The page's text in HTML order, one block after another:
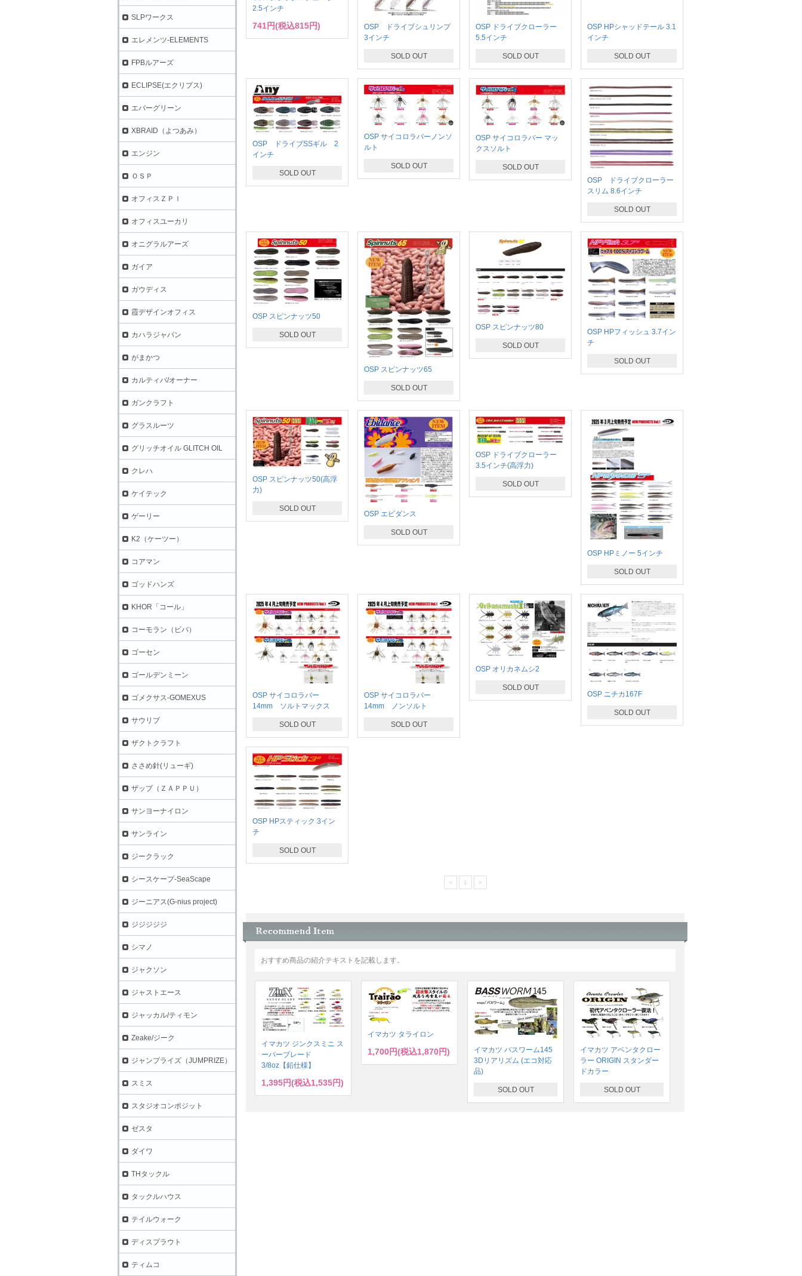
2.5インチ
741円(税込815円)
OSP ドライブシュリンプ
3インチ
SOLD OUT
OSP ドライブクローラー
5.5インチ
SOLD OUT
OSP HPシャッドテール 3.1
インチ
SOLD OUT
OSP ドライブSSギル 2
インチ
SOLD OUT
OSP サイコロラバーノンソ
ルト
SOLD OUT
OSP サイコロラバー マッ
クスソルト
SOLD OUT
OSP ドライブクローラー
スリム 8.6インチ
SOLD OUT
OSP スピンナッツ50
SOLD OUT
OSP スピンナッツ65
SOLD OUT
OSP スピンナッツ80
SOLD OUT
OSP HPフィッシュ 3.7イン
チ
SOLD OUT
OSP スピンナッツ50(高浮
力)
SOLD OUT
OSP エビダンス
SOLD OUT
OSP ドライブクローラー
3.5インチ(高浮力)
SOLD OUT
OSP HPミノー 5インチ
SOLD OUT
OSP サイコロラバー
14mm ソルトマックス
SOLD OUT
OSP サイコロラバー
14mm ノンソルト
SOLD OUT
OSP オリカネムシ2
SOLD OUT
OSP ニチカ167F
SOLD OUT
OSP HPスティック 3イン
チ
SOLD OUT
< 1 >
おすすめ商品の紹介テキストを記載します。
イマカツ ジンクスミニ ス
ーパーブレード
3/8oz【鉛仕様】
1,395円(税込1,535円)
イマカツ タライロン
1,700円(税込1,870円)
イマカツ バスワーム145
3Dリアリズム (エコ対応
品)
SOLD OUT
イマカツ アベンタクロー
ラー ORIGIN スタンダー
ドカラー
SOLD OUT
SLPワークス
エレメンツ-ELEMENTS
FPBルアーズ
ECLIPSE(エクリプス)
エバーグリーン
XBRAID（よつあみ）
エンジン
ＯＳＰ
オフィスＺＰＩ
オフィスユーカリ
オニグラルアーズ
ガイア
ガウディス
霞デザインオフィス
カハラジャパン
がまかつ
カルティバ/オーナー
ガンクラフト
グラスルーツ
グリッチオイル GLITCH OIL
クレハ
ケイテック
ゲーリー
K2（ケーツー）
コアマン
ゴッドハンズ
KHOR「コール」
コーモラン（ビバ）
ゴーセン
ゴールデンミーン
ゴメクサス-GOMEXUS
サウリブ
ザクトクラフト
ささめ針(リューギ)
ザップ（ＺＡＰＰＵ）
サンヨーナイロン
サンライン
ジークラック
シースケープ-SeaScape
ジーニアス(G-nius project)
ジジジジジ
シマノ
ジャクソン
ジャストエース
ジャッカル/ティモン
Zeake/ジーク
ジャンプライズ（JUMPRIZE）
スミス
スタジオコンポジット
ゼスタ
ダイワ
THタックル
タックルハウス
テイルウォーク
ディスプラウト
ティムコ